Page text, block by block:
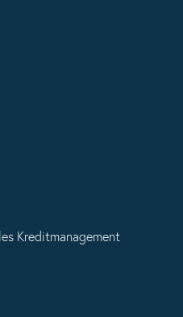
Kreditmanagement